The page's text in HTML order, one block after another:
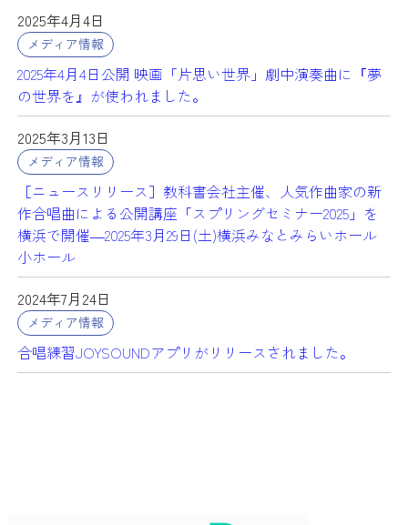
2025年4月4日
メディア情報
2025年4月4日公開 映画「片思い世界」劇中演奏曲に『夢
の世界を』が使われました。
2025年3月13日
メディア情報
［ニュースリリース］教科書会社主催、人気作曲家の新
作合唱曲による公開講座「スプリングセミナー2025」を
横浜で開催―2025年3月29日(土)横浜みなとみらいホール
小ホール
2024年7月24日
メディア情報
合唱練習JOYSOUNDアプリがリリースされました。